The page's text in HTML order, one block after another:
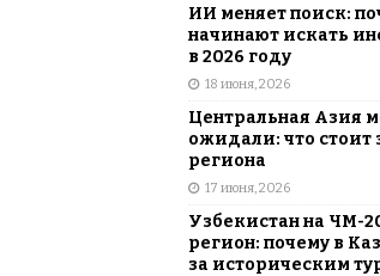
ИИ меняет поиск:
начинают искать
в 2026 году
18 июня, 2026
Центральная Азия
ожидали: что стоит
региона
17 июня, 2026
Узбекистан на ЧМ-
регион: почему в
за историческим